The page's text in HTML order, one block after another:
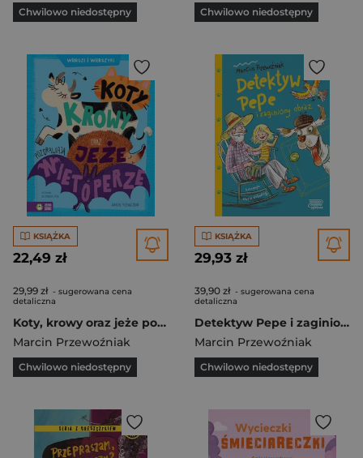
Chwilowo niedostępny Chwilowo niedostępny
KSIĄŻKA
22,49 zł
29,99 zł - sugerowana cena
detaliczna
Koty, krowy oraz jeże pozdrawiają nietoperze. Wiersze i wierszyki
Marcin Przewoźniak
Chwilowo niedostępny
KSIĄŻKA
29,93 zł
39,90 zł - sugerowana cena
detaliczna
Detektyw Pepe i zaginiony obraz (tom 1)
Marcin Przewoźniak
Chwilowo niedostępny